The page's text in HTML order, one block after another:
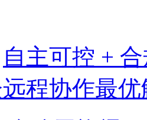
自主可控 +
程协作最优